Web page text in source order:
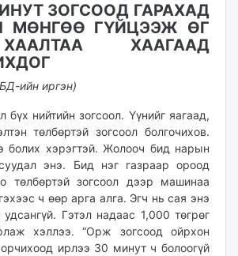
ЗОГСООД ГАРАХАД
МӨНГӨӨ ГҮЙЦЭЭЖ ӨГ
ХААГААД
ийн иргэн)
бүх нийтийн зогсоол. Үүнийг яагаад,
төлбөртэй зогсоол болгочихов.
болих хэрэгтэй. Жолооч бид нарын
энэ. Бид нэг газраар ороод
төлбөртэй зогсоол дээр машинаа
ч өөр арга алга. Эгч нь сая энэ
Гэтэл надаас 1,000 төгрөг
хэллээ. “Орж зогсоод ойрхон
ирлээ 30 минут ч болоогүй